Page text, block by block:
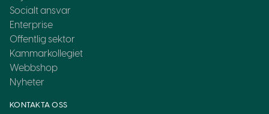
Socialt ansvar
Enterprise
Offentlig sektor
Kammarkollegiet
Webbshop
Nyheter
KONTAKTA OSS